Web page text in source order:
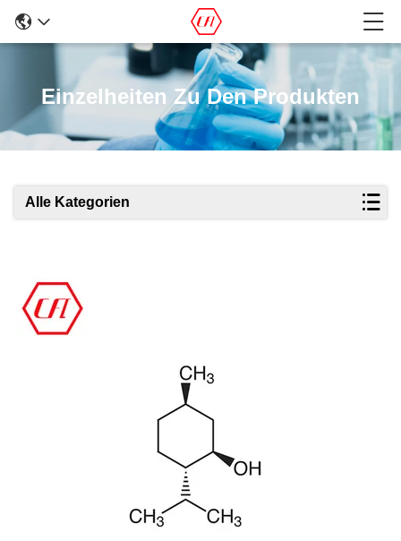
Einzelheiten Zu Den Produkten
Alle Kategorien